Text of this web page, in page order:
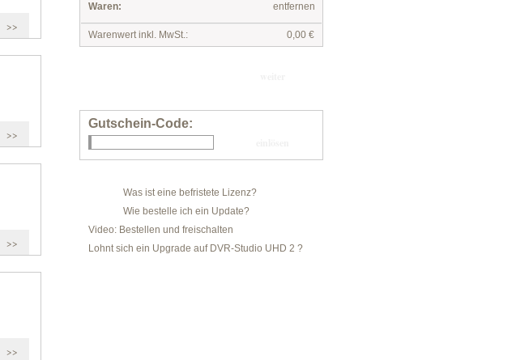
Waren: entfernen
Warenwert inkl. MwSt.: 0,00 €
Gutschein-Code:
Was ist eine befristete Lizenz?
Wie bestelle ich ein Update?
Video: Bestellen und freischalten
Lohnt sich ein Upgrade auf DVR-Studio UHD 2 ?